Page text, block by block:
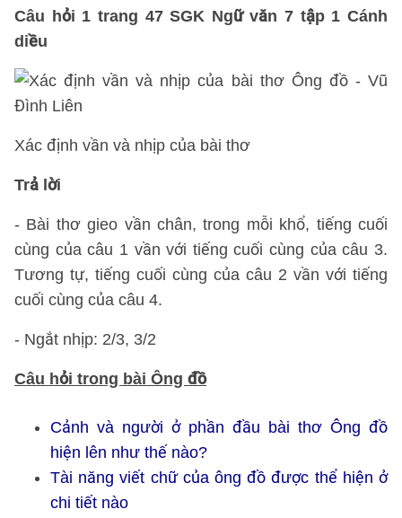
Câu hỏi 1 trang 47 SGK Ngữ văn 7 tập 1 Cánh
diều
Xác định vần và nhịp của bài thơ
Trả lời
- Bài thơ gieo vần chân, trong mỗi khổ, tiếng cuối
cùng của câu 1 vần với tiếng cuối cùng của câu 3.
Tương tự, tiếng cuối cùng của câu 2 vần với tiếng
cuối cùng của câu 4.
- Ngắt nhịp: 2/3, 3/2
Câu hỏi trong bài Ông đồ
Cảnh và người ở phần đầu bài thơ Ông đồ
hiện lên như thế nào?
Tài năng viết chữ của ông đồ được thể hiện ở
chi tiết nào